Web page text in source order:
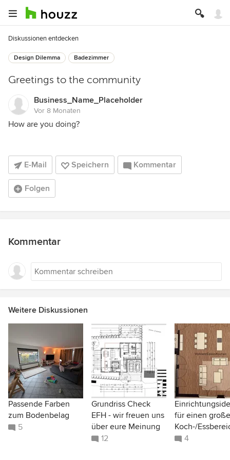
Diskussionen entdecken
Design Dilemma Badezimmer
Greetings to the community
Business_Name_Placeholder
Vor 8 Monaten
How are you doing?
E-Mail Speichern Kommentar
Folgen
Kommentar
Weitere Diskussionen
Passende Farben
zum Bodenbelag
5
Grundriss Check
EFH - wir freuen uns
über eure Meinung
12
für einen
Koch-/
4